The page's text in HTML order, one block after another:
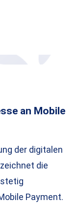
an Mobile
der digitalen
die
Payment.